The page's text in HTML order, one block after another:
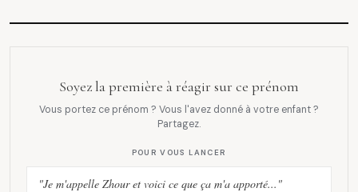
Soyez la première à réagir sur ce prénom
Vous portez ce prénom ? Vous l'avez donné à votre enfant ?
Partagez.
POUR VOUS LANCER
"Je m'appelle Zhour et voici ce que ça m'a apporté..."